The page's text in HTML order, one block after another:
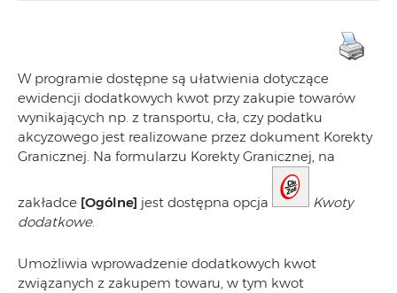
W programie dostępne są ułatwienia dotyczące
ewidencji dodatkowych kwot przy zakupie towarów
wynikających np. z transportu, cła, czy podatku
akcyzowego jest realizowane przez dokument Korekty
Granicznej. Na formularzu Korekty Granicznej, na
zakładce [Ogólne] jest dostępna opcja
Kwoty
dodatkowe.
Umożliwia wprowadzenie dodatkowych kwot
związanych z zakupem towaru, w tym kwot